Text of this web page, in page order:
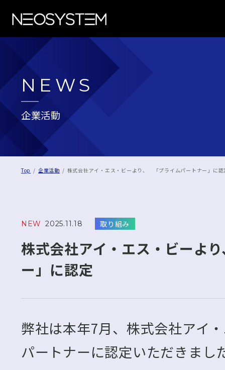
NEWS
企業活動
Top 企業活動 株式会社アイ・エス・ビーより、 「プライムパートナー」に認
NEW 2025.11.18 取り組み
株式会社アイ・エス・ビーよ
ー」に認定
弊社は本年7月、株式会社アイ
パートナーに認定いただきまし